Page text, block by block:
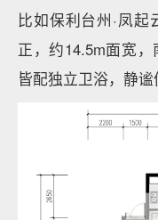
比如保利台州·凤
正，约14.5m面宽，
皆配独立卫浴，静谧